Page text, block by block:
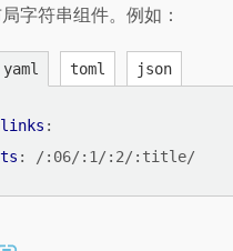
字符串组件。例如：
yaml toml json
:
: /:06/:1/:2/:title/